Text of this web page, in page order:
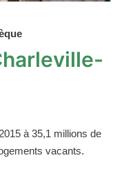
à 35,1 millions de
vacants.